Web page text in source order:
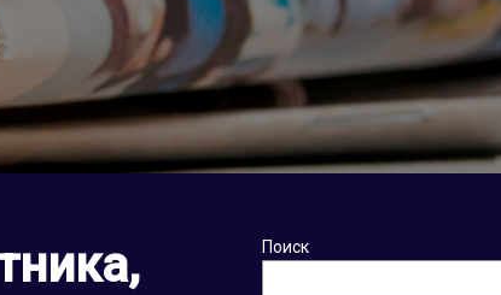
Поиск